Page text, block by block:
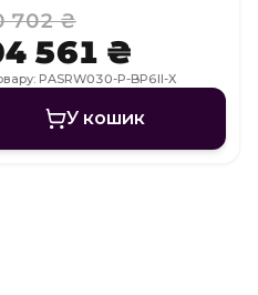
WI-FI
702 ₴
561 ₴
PASRW030-P-BP6II-X
У кошик